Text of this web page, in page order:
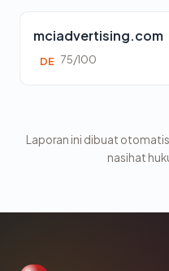
mciadvertising.com
DE 75/100
Laporan ini dibuat
nasihat